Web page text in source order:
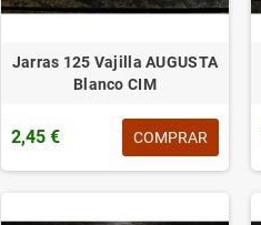
Jarras 125 Vajilla AUGUSTA
Blanco CIM
2,45 € COMPRAR